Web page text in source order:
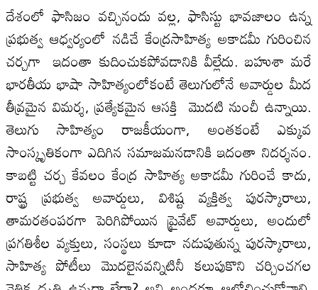
దేశంలో ఫాసిజం వచ్చినందు వల్ల, ఫాసిస్టు భావజాలం ఉన్న
ప్రభుత్వ ఆధ్వర్యంలో నడిచే కేంద్రసాహిత్య అకాడమీ గురించిన
చర్చగా ఇదంతా కుదించుకపోవడానికి వీల్లేదు. బహుశా మరే
భారతీయ భాషా సాహిత్యంలోకంటే తెలుగులోనే అవార్డుల మీద
తీవ్రమైన విమర్శ, ప్రత్యేకమైన ఆసక్తి మొదటి నుంచీ ఉన్నాయి.
తెలుగు సాహిత్యం రాజకీయంగా, అంతకంటే ఎక్కువ
సాంస్కృతికంగా ఎదిగిన సమాజమనడానికి ఇదంతా నిదర్శనం.
కాబట్టి చర్చ కేవలం కేంద్ర సాహిత్య అకాడమీ గురించే కాదు,
రాష్ట్ర ప్రభుత్వ అవార్డులు, విశిష్ట వ్యక్తిత్వ పురస్కారాలు,
తామరతంపరగా పెరిగిపోయిన ప్రైవేట్‌ అవార్డులు, అందులో
ప్రగతిశీల వ్యక్తులు, సంస్థలు కూడా నడుపుతున్న పురస్కారాలు,
సాహిత్య పోటీలు మొదలైనవన్నిటినీ కలుపుకొని చర్చించగల